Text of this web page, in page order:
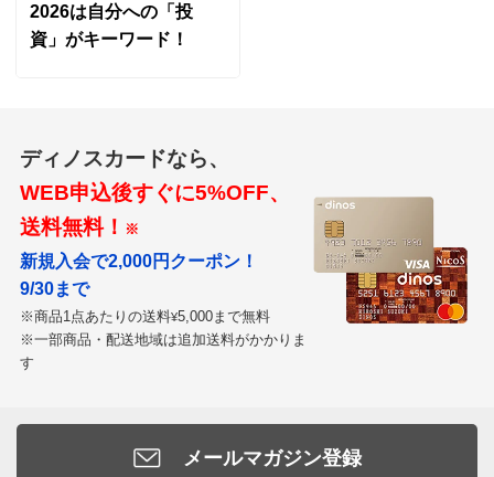
2026は自分への「投
資」がキーワード！
ディノスカードなら、
WEB申込後すぐに5%OFF、
送料無料！ ※
新規入会で2,000円クーポン！
9/30まで
※商品1点あたりの送料¥5,000まで無料
※一部商品・配送地域は追加送料がかかりま
す
メールマガジン登録